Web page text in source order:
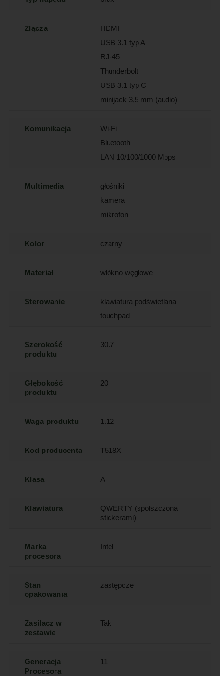
Złącza
HDMI
USB 3.1 typ A
RJ-45
Thunderbolt
USB 3.1 typ C
minijack 3,5 mm (audio)
Komunikacja
Wi-Fi
Bluetooth
LAN 10/100/1000 Mbps
Multimedia
głośniki
kamera
mikrofon
Kolor czarny
Materiał włókno węglowe
Sterowanie
klawiatura podświetlana
touchpad
Szerokość
produktu
30.7
Głębokość
produktu
20
Waga produktu 1.12
Kod producenta T518X
Klasa A
Klawiatura
QWERTY (spolszczona
stickerami)
Marka
procesora
Intel
Stan
opakowania
zastępcze
Zasilacz w
zestawie
Tak
Generacja
Procesora
11